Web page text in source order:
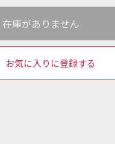
お気に入りに登録する
在庫がありません